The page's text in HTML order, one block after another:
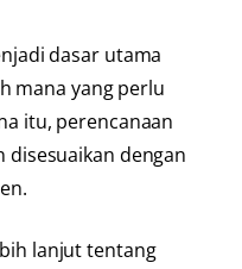
dasar utama
mana yang perlu
itu, perencanaan
disesuaikan dengan
lanjut tentang